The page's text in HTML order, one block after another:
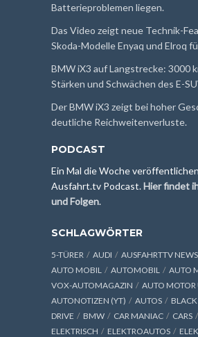
Batterieproblemen liegen.
Das Video zeigt neue Technik-
Skoda-Modelle Enyaq und Elroq
BMW iX3 auf Langstrecke: 3000
Stärken und Schwächen des E-
Der BMW iX3 zeigt bei hoher
deutliche Reichweitenverluste.
PODCAST
Ein Mal die Woche
Ausfahrt.tv Podcast.Hier findet
und Folgen.
SCHLAGWÖRTER
5-TÜRER AUDI AUSFAHRTTV NEWS
AUTO MOBIL
AUTOMOBIL
AUTO
VOX-AUTOMAGAZIN
AUTO MOTOR
AUTONOTIZEN (YT)
AUTOS
DRIVE
BMW CAR MANIAC CARS
ELEKTRISCH
ELEKTROAUTOS